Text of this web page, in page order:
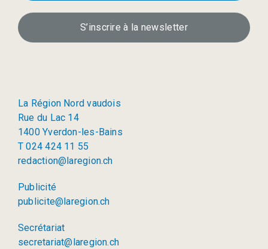
S’inscrire à la newsletter
La Région Nord vaudois
Rue du Lac 14
1400 Yverdon-les-Bains
T 024 424 11 55
redaction@laregion.ch
Publicité
publicite@laregion.ch
Secrétariat
secretariat@laregion.ch